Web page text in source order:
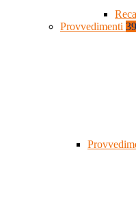
Provvedimenti